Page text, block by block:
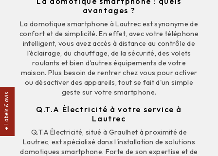
Labels & avis
avantages ?
La domotique smartphone à Lautrec est synonyme de
confort et de simplicité. En effet, avec votre téléphone
intelligent, vous avez accès à distance au contrôle de
l'éclairage, du chauffage, de la sécurité, des volets
roulants et bien d'autres équipements de votre
maison. Plus besoin de rentrer chez vous pour activer
ou désactiver des appareils, tout se fait d'un simple
geste sur votre smartphone.
Q.T.A Électricité à votre service à
Lautrec
Q.T.A Électricité, situé à Graulhet à proximité de
Lautrec, est spécialisé dans l'installation de solutions
domotiques smartphone. Forte de son expertise et de